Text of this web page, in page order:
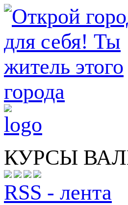
КУРСЫ
RSS - лента